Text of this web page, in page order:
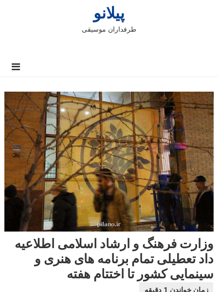
پیلانو
طرفداران موسیقی
وزارت فرهنگ و ارشاد اسلامی اطلاعیه
داد تعطیلی تمام برنامه های هنری و
سینمایی کشور تا اختتام هفته